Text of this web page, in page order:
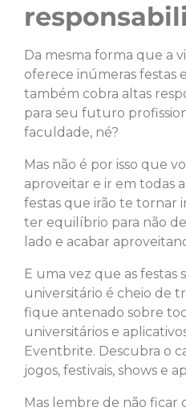
Da mesma forma que a
oferece inúmeras festas
também cobra altas
para seu futuro
faculdade, né?
Mas não é por isso que
aproveitar e ir em todas
festas que irão te tornar
ter equilíbrio para não
lado e acabar
E uma vez que as festas
universitário é cheio de
fique antenado sobre
universitários e
Eventbrite. Descubra o
jogos, festivais, shows e
Mas lembre de não ficar